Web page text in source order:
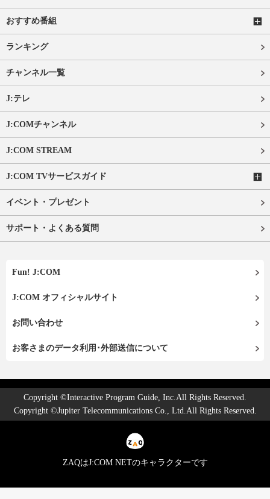
おすすめ番組
ランキング
チャンネル一覧
J:テレ
J:COMチャンネル
J:COM STREAM
J:COM TVサービスガイド
イベント・プレゼント
サポート・よくある質問
Fun! J:COM
J:COM オフィシャルサイト
お問い合わせ
お客さまのデータ利用･外部送信について
Copyright ©Interactive Program Guide, Inc.All Rights Reserved.
Copyright ©Jupiter Telecommunications Co., Ltd.All Rights Reserved.
ZAQはJ:COM NETのキャラクターです